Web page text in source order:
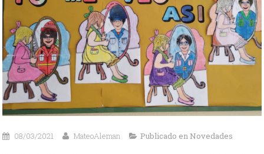
08/03/2021 MateoAleman Publicado en Novedades